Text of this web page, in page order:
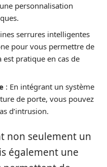
personnalisation
serrures intelligentes
pour vous permettre de
est pratique en cas de
: En intégrant un système
de porte, vous pouvez
d’intrusion.
non seulement un
également une